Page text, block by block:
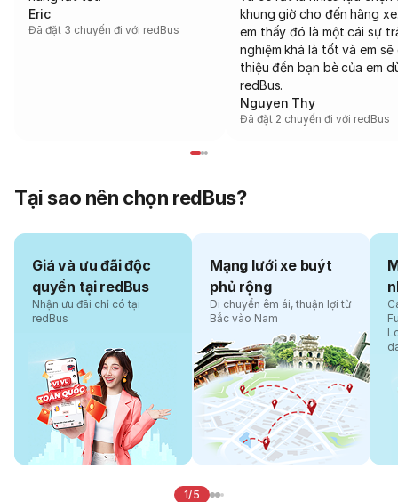
Eric
Đã đặt 3 chuyến đi với redBus
khung giờ cho đến hãng
em thấy đó là một cái sự
nghiệm khá là tốt và em sẽ
thiệu đến bạn bè của em
redBus.
Nguyen Thy
Đã đặt 2 chuyến đi với redBus
Tại sao nên chọn redBus?
Giá và ưu đãi độc
quyền tại redBus
Nhận ưu đãi chỉ có tại
redBus
Mạng lưới xe buýt
phủ rộng
Di chuyển êm ái, thuận lợi từ
Bắc vào Nam
1/5